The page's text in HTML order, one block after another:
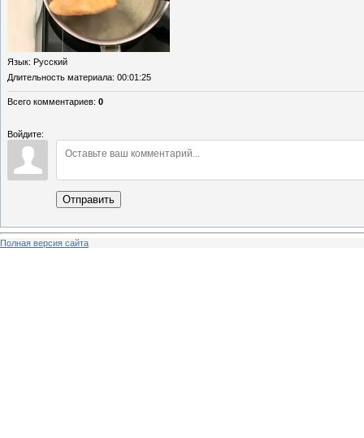
Язык: Русский
Длительность материала: 00:01:25
Всего комментариев: 0
Войдите:
Отправить
Полная версия сайта